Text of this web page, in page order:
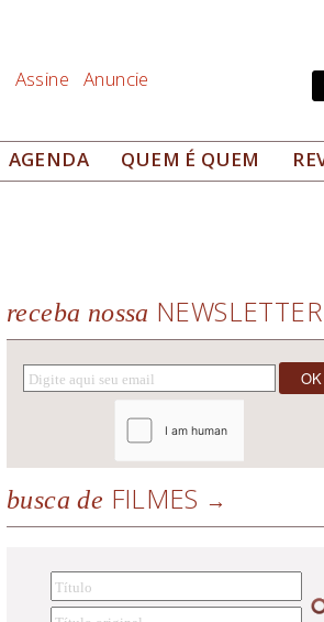
Assine Anuncie
AGENDA QUEM É QUEM
receba nossa NEWSLETTER
busca de FILMES